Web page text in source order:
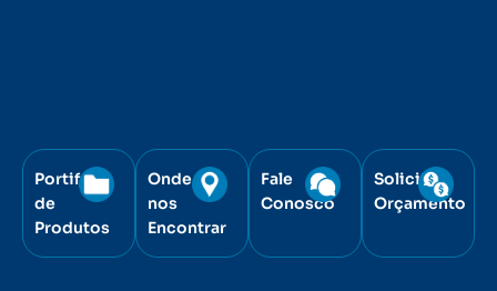
Portifólio
de
Produtos
Onde
nos
Encontrar
Fale
Conosco
Solicite
Orçamento